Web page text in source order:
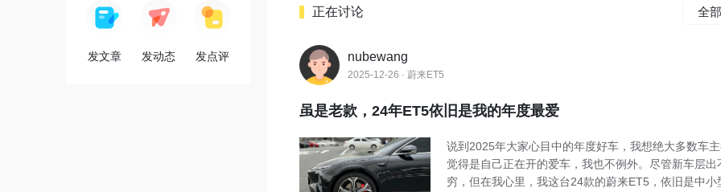
发文章 发动态 发点评
正在讨论 全部
nubewang
2025-12-26 · 蔚来ET5
虽是老款，24年ET5依旧是我的年度最爱
说到2025年大家心目中的年度好车，我想绝大多数车
觉得是自己正在开的爱车，我也不例外。尽管新车层出
穷，但在我心里，我这台24款的蔚来ET5，依旧是中小